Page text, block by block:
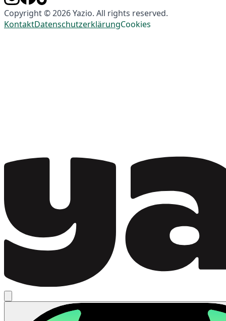
Copyright © 2026 Yazio. All rights reserved.
KontaktDatenschutzerklärungCookies